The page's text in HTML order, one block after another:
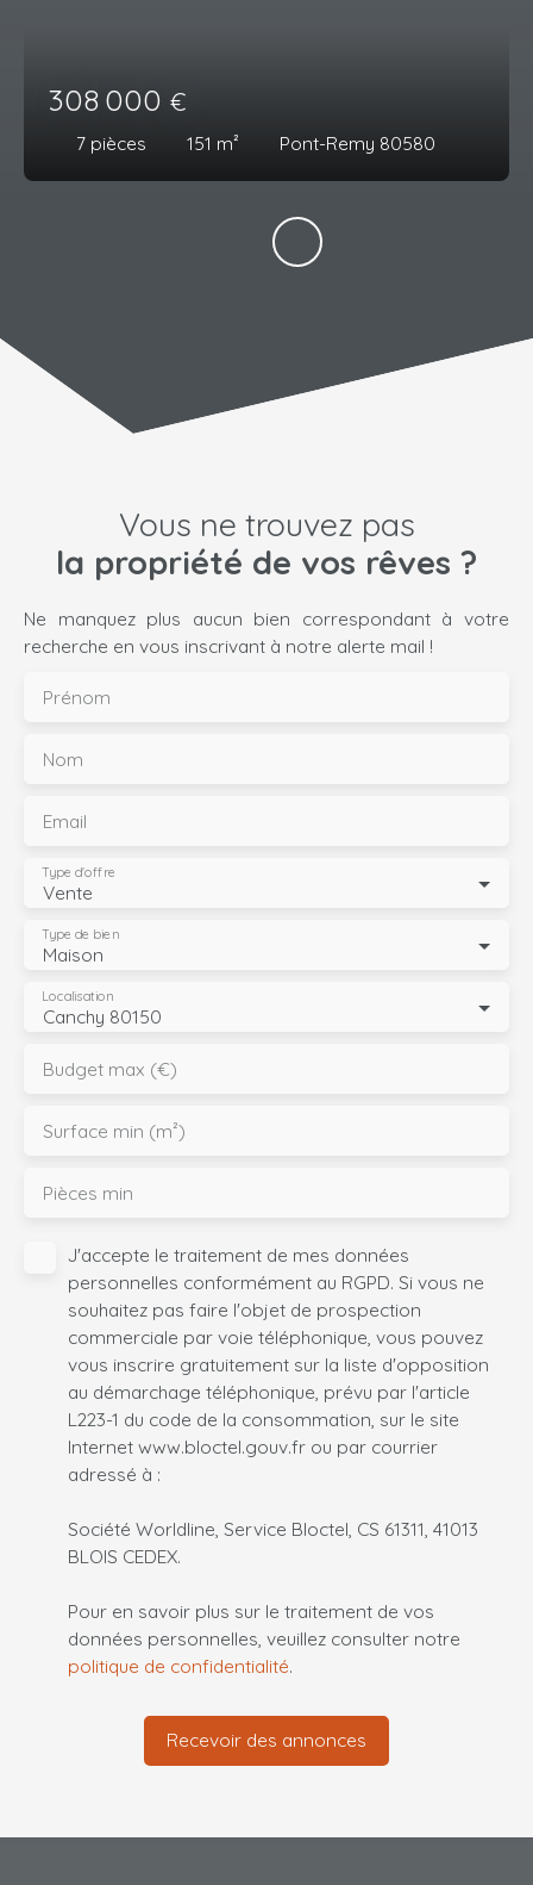
308 000 €
7 pièces 151 m² Pont-Remy 80580
Vous ne trouvez pas
la propriété de vos rêves ?
Ne manquez plus aucun bien correspondant à votre
recherche en vous inscrivant à notre alerte mail !
Prénom
Nom
Email
Vente
Type d'offre
Maison
Type de bien
Canchy 80150
Localisation
Budget max (€)
Surface min (m²)
Pièces min
J'accepte le traitement de mes données
personnelles conformément au RGPD. Si vous ne
souhaitez pas faire l'objet de prospection
commerciale par voie téléphonique, vous pouvez
vous inscrire gratuitement sur la liste d'opposition
au démarchage téléphonique, prévu par l'article
L223-1 du code de la consommation, sur le site
Internet www.bloctel.gouv.fr ou par courrier
adressé à :
Société Worldline, Service Bloctel, CS 61311, 41013
BLOIS CEDEX.
Pour en savoir plus sur le traitement de vos
données personnelles, veuillez consulter notre
politique de confidentialité.
Recevoir des annonces